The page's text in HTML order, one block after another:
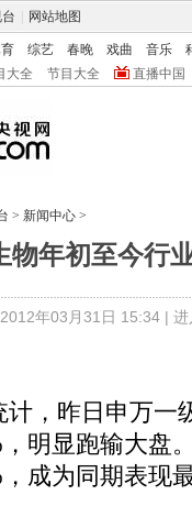
网站地图
综艺 春晚 戏曲 音乐
大全 节目大全 直播中国
> 新闻中心 >
物年初至今行
年03月31日 15:34 | 进
昨日申万一
明显跑输大盘
成为同期表现